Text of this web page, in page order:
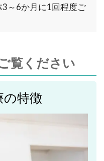
～6か月に1回程度ご
覧ください
の特徴